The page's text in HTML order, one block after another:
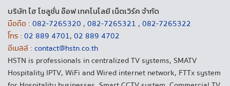
บริษัท ไฮ โซลูชั่น อ๊อฟ เทคโนโลยี เน็ตเวิร์ค จำกัด
มือถือ : 082-7265320 , 082-7265321 , 082-7265322
โทร : 02 889 4701, 02 889 4702
อีเมลล์ : contact@hstn.co.th
HSTN is professionals in centralized TV systems, SMATV
Hospitality IPTV, WiFi and Wired internet network, FTTx system